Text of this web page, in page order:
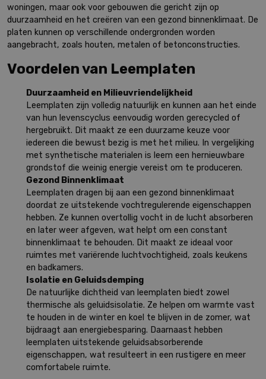
woningen, maar ook voor gebouwen die gericht zijn op
duurzaamheid en het creëren van een gezond binnenklimaat. De
platen kunnen op verschillende ondergronden worden
aangebracht, zoals houten, metalen of betonconstructies.
Voordelen van Leemplaten
Duurzaamheid en Milieuvriendelijkheid
Leemplaten zijn volledig natuurlijk en kunnen aan het einde
van hun levenscyclus eenvoudig worden gerecycled of
hergebruikt. Dit maakt ze een duurzame keuze voor
iedereen die bewust bezig is met het milieu. In vergelijking
met synthetische materialen is leem een hernieuwbare
grondstof die weinig energie vereist om te produceren.
Gezond Binnenklimaat
Leemplaten dragen bij aan een gezond binnenklimaat
doordat ze uitstekende vochtregulerende eigenschappen
hebben. Ze kunnen overtollig vocht in de lucht absorberen
en later weer afgeven, wat helpt om een constant
binnenklimaat te behouden. Dit maakt ze ideaal voor
ruimtes met variërende luchtvochtigheid, zoals keukens
en badkamers.
Isolatie en Geluidsdemping
De natuurlijke dichtheid van leemplaten biedt zowel
thermische als geluidsisolatie. Ze helpen om warmte vast
te houden in de winter en koel te blijven in de zomer, wat
bijdraagt aan energiebesparing. Daarnaast hebben
leemplaten uitstekende geluidsabsorberende
eigenschappen, wat resulteert in een rustigere en meer
comfortabele ruimte.